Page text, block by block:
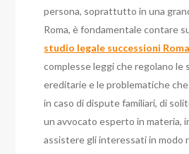
persona, soprattutto in una
Roma, è fondamentale contare
studio legale successioni
complesse leggi che regolano le
ereditarie e le problematiche
in caso di dispute familiari, di
un avvocato esperto in materia,
assistere gli interessati in modo